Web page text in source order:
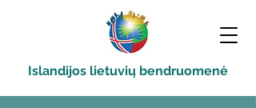
Islandijos lietuvių bendruomenė